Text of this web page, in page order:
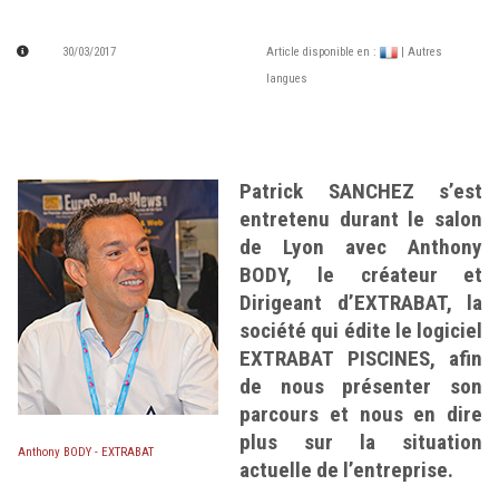
30/03/2017 Article disponible en :
| Autres
langues
Anthony BODY - EXTRABAT
Patrick SANCHEZ s’est
entretenu durant le salon
de Lyon avec Anthony
BODY, le créateur et
Dirigeant d’EXTRABAT, la
société qui édite le logiciel
EXTRABAT PISCINES, afin
de nous présenter son
parcours et nous en dire
plus sur la situation
actuelle de l’entreprise.